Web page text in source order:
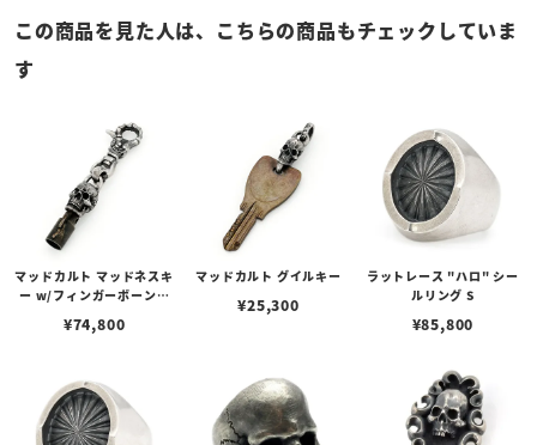
この商品を見た人は、こちらの商品もチェックしていま
す
マッドカルト マッドネスキ
ー w/フィンガーボーンク
¥74,800
マッドカルト グイルキー
¥25,300
ラットレース "ハロ" シー
ルリング S
¥85,800